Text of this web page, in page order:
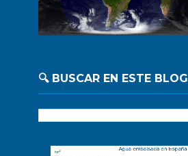
🔍 BUSCAR EN ESTE BLOG